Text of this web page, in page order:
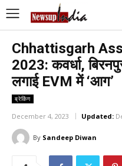
Chhattisgarh
2023: कवर्धा,
लगाई EVM में ‘आग’
ब्रेकिंग
December 4, 2023 Updated:
By Sandeep Diwan